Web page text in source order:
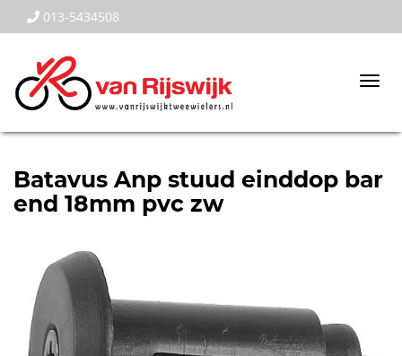
013-5434508
Batavus Anp stuud einddop bar
end 18mm pvc zw